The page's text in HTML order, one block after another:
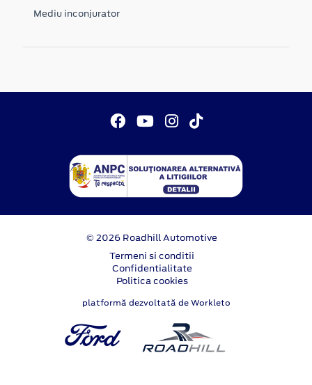
Mediu inconjurator
© 2026 Roadhill Automotive
Termeni si conditii
Confidentialitate
Politica cookies
platformă dezvoltată de Workleto